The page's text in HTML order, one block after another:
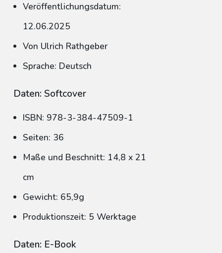
Veröffentlichungsdatum:
12.06.2025
Von Ulrich Rathgeber
Sprache: Deutsch
Daten: Softcover
ISBN: 978-3-384-47509-1
Seiten: 36
Maße und Beschnitt: 14,8 x 21
cm
Gewicht: 65,9g
Produktionszeit: 5 Werktage
Daten: E-Book